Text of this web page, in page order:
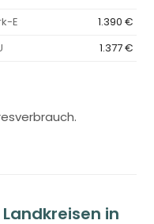
E
1.390 €
1.377 €
in